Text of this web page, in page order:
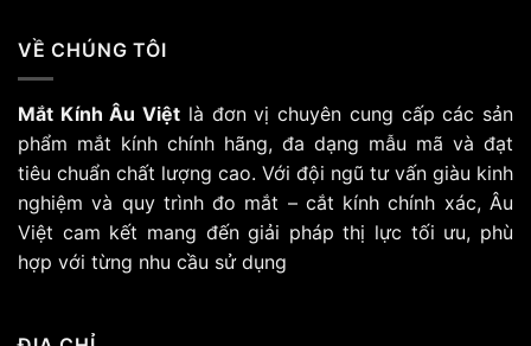
VỀ CHÚNG TÔI
Mắt Kính Âu Việt là đơn vị chuyên cung cấp các sản
phẩm mắt kính chính hãng, đa dạng mẫu mã và đạt
tiêu chuẩn chất lượng cao. Với đội ngũ tư vấn giàu kinh
nghiệm và quy trình đo mắt – cắt kính chính xác, Âu
Việt cam kết mang đến giải pháp thị lực tối ưu, phù
hợp với từng nhu cầu sử dụng